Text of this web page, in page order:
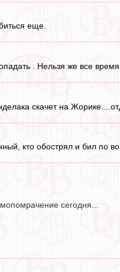
еще.
. Нельзя же все
скачет на
кто обострял и бил по
сегодня...